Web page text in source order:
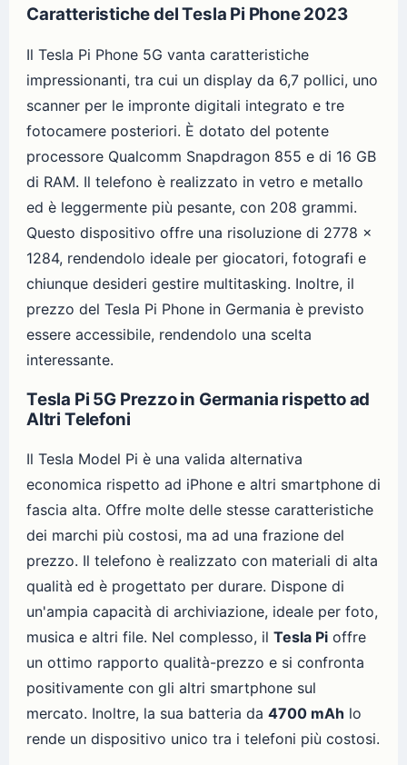
Caratteristiche del Tesla Pi Phone 2023
Il Tesla Pi Phone 5G vanta caratteristiche
impressionanti, tra cui un display da 6,7 pollici, uno
scanner per le impronte digitali integrato e tre
fotocamere posteriori. È dotato del potente
processore Qualcomm Snapdragon 855 e di 16 GB
di RAM. Il telefono è realizzato in vetro e metallo
ed è leggermente più pesante, con 208 grammi.
Questo dispositivo offre una risoluzione di 2778 x
1284, rendendolo ideale per giocatori, fotografi e
chiunque desideri gestire multitasking. Inoltre, il
prezzo del Tesla Pi Phone in Germania è previsto
essere accessibile, rendendolo una scelta
interessante.
Tesla Pi 5G Prezzo in Germania rispetto ad
Altri Telefoni
Il Tesla Model Pi è una valida alternativa
economica rispetto ad iPhone e altri smartphone di
fascia alta. Offre molte delle stesse caratteristiche
dei marchi più costosi, ma ad una frazione del
prezzo. Il telefono è realizzato con materiali di alta
qualità ed è progettato per durare. Dispone di
un'ampia capacità di archiviazione, ideale per foto,
musica e altri file. Nel complesso, il Tesla Pi offre
un ottimo rapporto qualità-prezzo e si confronta
positivamente con gli altri smartphone sul
mercato. Inoltre, la sua batteria da 4700 mAh lo
rende un dispositivo unico tra i telefoni più costosi.